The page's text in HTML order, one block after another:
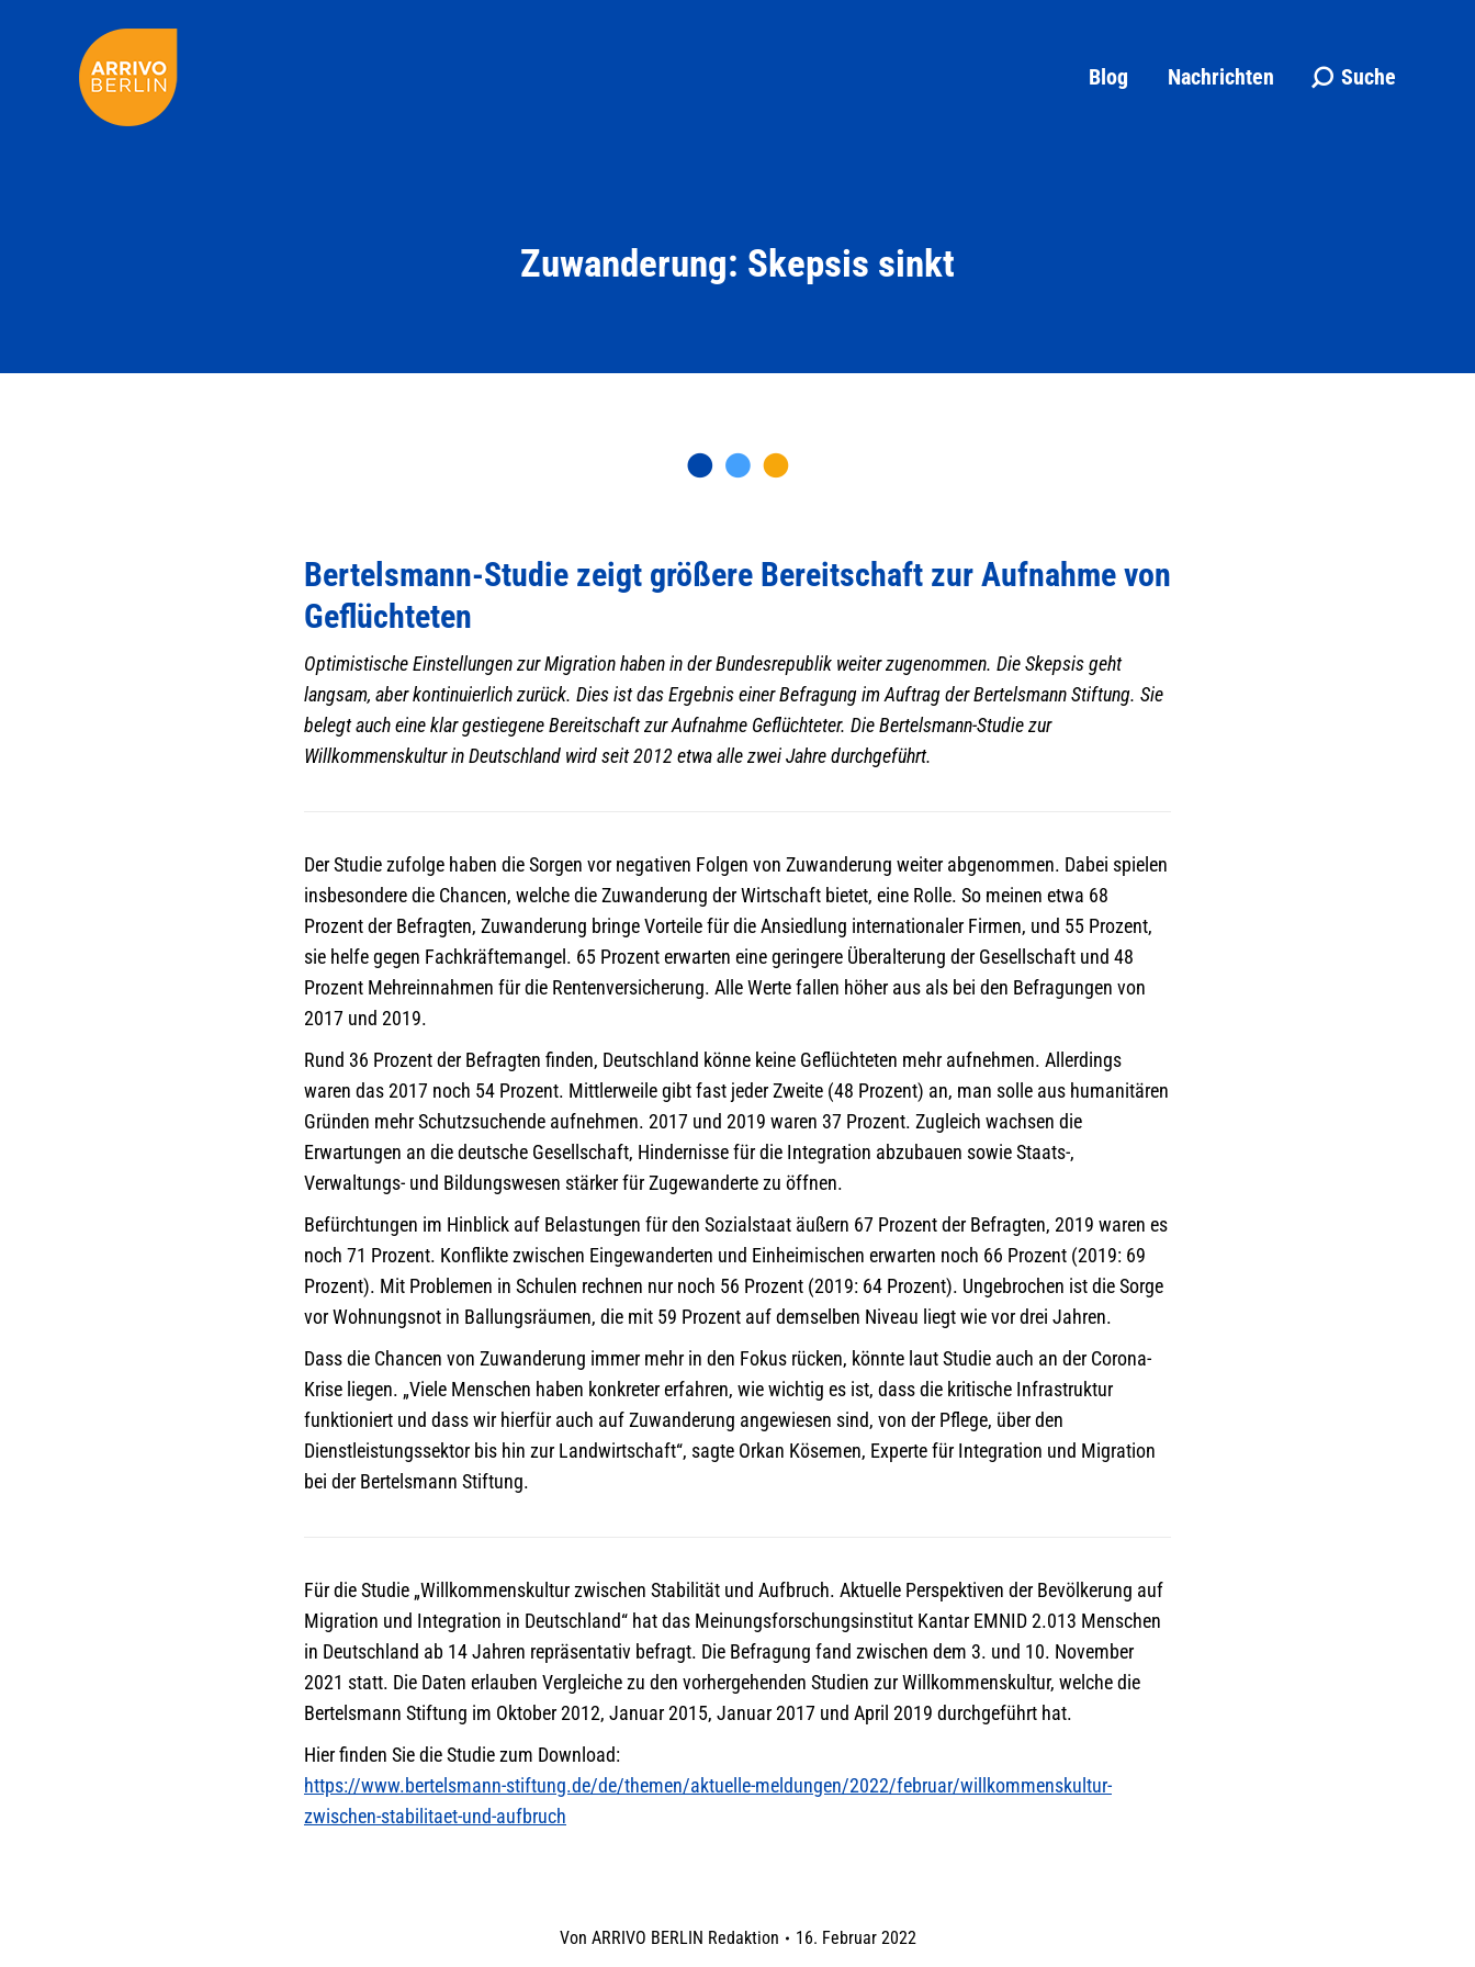
Blog Nachrichten Search:Suche
Zuwanderung: Skepsis sinkt
Bertelsmann-Studie zeigt größere Bereitschaft zur Aufnahme von
Geflüchteten
Optimistische Einstellungen zur Migration haben in der Bundesrepublik weiter zugenommen. Die Skepsis geht
langsam, aber kontinuierlich zurück. Dies ist das Ergebnis einer Befragung im Auftrag der Bertelsmann Stiftung. Sie
belegt auch eine klar gestiegene Bereitschaft zur Aufnahme Geflüchteter. Die Bertelsmann-Studie zur
Willkommenskultur in Deutschland wird seit 2012 etwa alle zwei Jahre durchgeführt.
Der Studie zufolge haben die Sorgen vor negativen Folgen von Zuwanderung weiter abgenommen. Dabei spielen
insbesondere die Chancen, welche die Zuwanderung der Wirtschaft bietet, eine Rolle. So meinen etwa 68
Prozent der Befragten, Zuwanderung bringe Vorteile für die Ansiedlung internationaler Firmen, und 55 Prozent,
sie helfe gegen Fachkräftemangel. 65 Prozent erwarten eine geringere Überalterung der Gesellschaft und 48
Prozent Mehreinnahmen für die Rentenversicherung. Alle Werte fallen höher aus als bei den Befragungen von
2017 und 2019.
Rund 36 Prozent der Befragten finden, Deutschland könne keine Geflüchteten mehr aufnehmen. Allerdings
waren das 2017 noch 54 Prozent. Mittlerweile gibt fast jeder Zweite (48 Prozent) an, man solle aus humanitären
Gründen mehr Schutzsuchende aufnehmen. 2017 und 2019 waren 37 Prozent. Zugleich wachsen die
Erwartungen an die deutsche Gesellschaft, Hindernisse für die Integration abzubauen sowie Staats-,
Verwaltungs- und Bildungswesen stärker für Zugewanderte zu öffnen.
Befürchtungen im Hinblick auf Belastungen für den Sozialstaat äußern 67 Prozent der Befragten, 2019 waren es
noch 71 Prozent. Konflikte zwischen Eingewanderten und Einheimischen erwarten noch 66 Prozent (2019: 69
Prozent). Mit Problemen in Schulen rechnen nur noch 56 Prozent (2019: 64 Prozent). Ungebrochen ist die Sorge
vor Wohnungsnot in Ballungsräumen, die mit 59 Prozent auf demselben Niveau liegt wie vor drei Jahren.
Dass die Chancen von Zuwanderung immer mehr in den Fokus rücken, könnte laut Studie auch an der Corona-
Krise liegen. „Viele Menschen haben konkreter erfahren, wie wichtig es ist, dass die kritische Infrastruktur
funktioniert und dass wir hierfür auch auf Zuwanderung angewiesen sind, von der Pflege, über den
Dienstleistungssektor bis hin zur Landwirtschaft“, sagte Orkan Kösemen, Experte für Integration und Migration
bei der Bertelsmann Stiftung.
Für die Studie „Willkommenskultur zwischen Stabilität und Aufbruch. Aktuelle Perspektiven der Bevölkerung auf
Migration und Integration in Deutschland“ hat das Meinungsforschungsinstitut Kantar EMNID 2.013 Menschen
in Deutschland ab 14 Jahren repräsentativ befragt. Die Befragung fand zwischen dem 3. und 10. November
2021 statt. Die Daten erlauben Vergleiche zu den vorhergehenden Studien zur Willkommenskultur, welche die
Bertelsmann Stiftung im Oktober 2012, Januar 2015, Januar 2017 und April 2019 durchgeführt hat.
Hier finden Sie die Studie zum Download:
https://www.bertelsmann-stiftung.de/de/themen/aktuelle-meldungen/2022/februar/willkommenskultur-
zwischen-stabilitaet-und-aufbruch
Von ARRIVO BERLIN Redaktion 16. Februar 2022